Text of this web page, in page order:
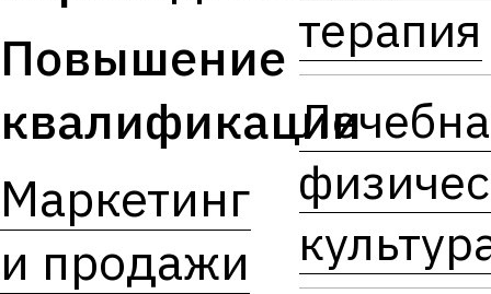
Повышение
квалификации
Маркетинг
и продажи
терапия